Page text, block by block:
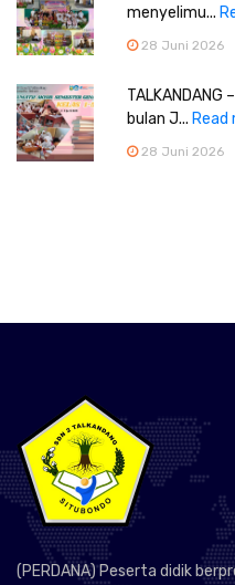
menyelimu...
28 Juni 2026
bulan J... Read
28 Juni 2026
(PERDANA) Peserta didik